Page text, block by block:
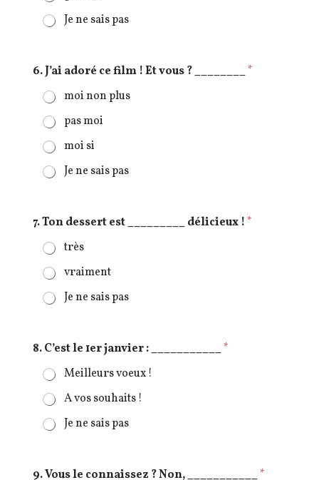
Je ne sais pas
6. J’ai adoré ce film ! Et vous ? ________*
moi non plus
pas moi
moi si
Je ne sais pas
7. Ton dessert est _________ délicieux !*
très
vraiment
Je ne sais pas
8. C’est le 1er janvier : ___________*
Meilleurs voeux !
A vos souhaits !
Je ne sais pas
9. Vous le connaissez ? Non, ___________*